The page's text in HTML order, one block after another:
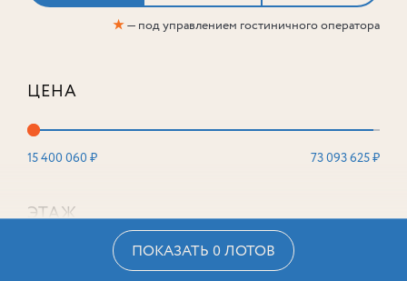
★— под управлением гостиничного оператора
ЦЕНА
15 400 060 ₽ 73 093 625 ₽
ЭТАЖ
ПОКАЗАТЬ 0 ЛОТОВ